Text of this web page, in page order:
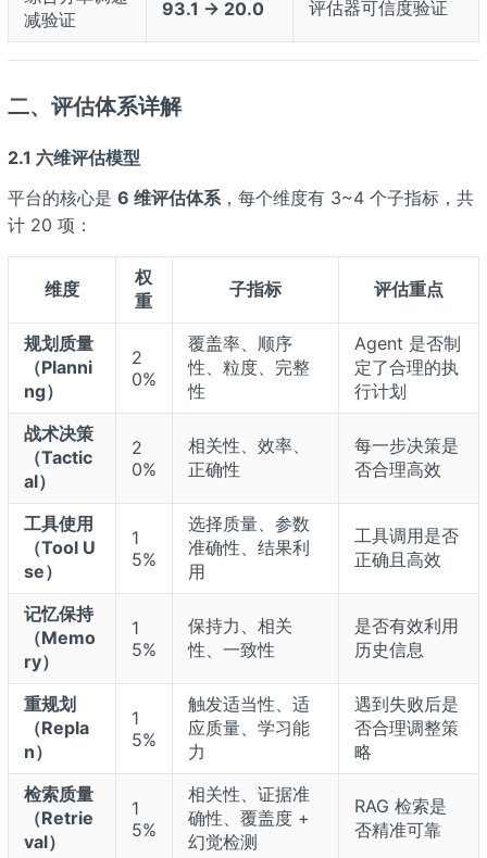
减验证
93.1 → 20.0 评估器可信度验证
二、评估体系详解
2.1 六维评估模型
平台的核心是 6 维评估体系，每个维度有 3~4 个子指标，共
计 20 项：
维度
权
重
子指标 评估重点
规划质量
（Planni
ng）
2
0%
覆盖率、顺序
性、粒度、完整
性
Agent 是否制
定了合理的执
行计划
战术决策
（Tactic
al）
2
0%
相关性、效率、
正确性
每一步决策是
否合理高效
工具使用
（Tool U
se）
1
5%
选择质量、参数
准确性、结果利
用
工具调用是否
正确且高效
记忆保持
（Memo
ry）
1
5%
保持力、相关
性、一致性
是否有效利用
历史信息
重规划
（Repla
n）
1
5%
触发适当性、适
应质量、学习能
力
遇到失败后是
否合理调整策
略
检索质量
（Retrie
val）
1
5%
相关性、证据准
确性、覆盖度 +
幻觉检测
RAG 检索是
否精准可靠